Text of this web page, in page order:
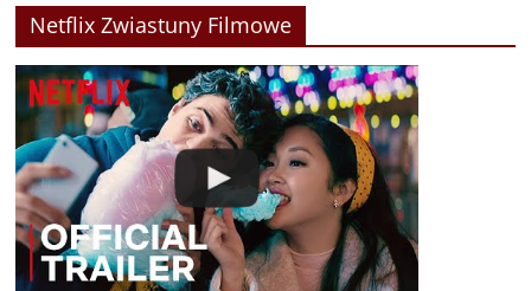
Netflix Zwiastuny Filmowe